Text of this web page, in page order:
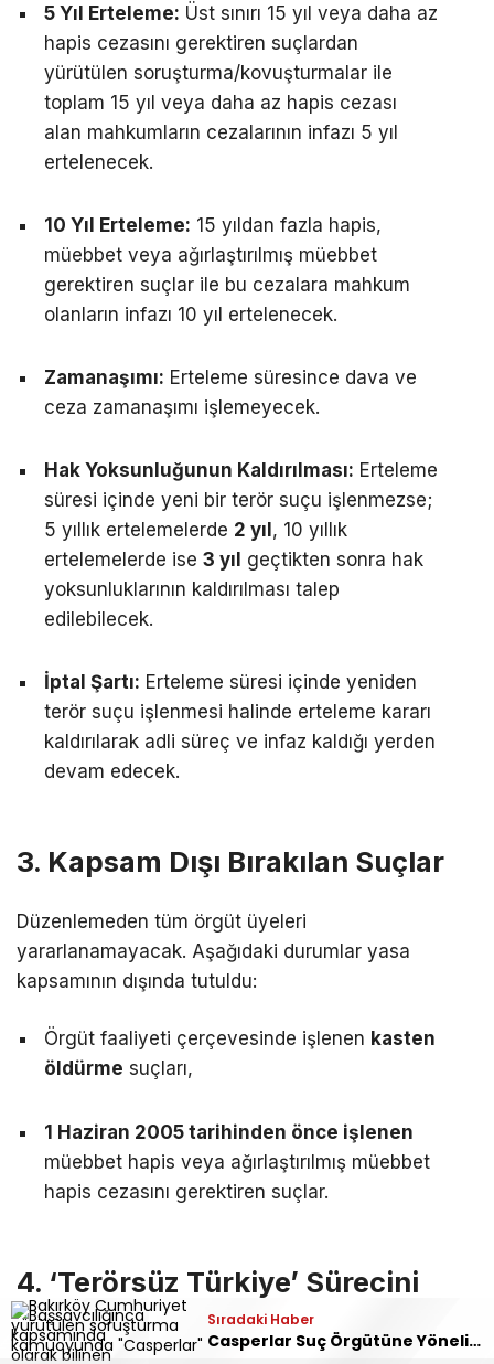
5 Yıl Erteleme: Üst sınırı 15 yıl veya daha az
hapis cezasını gerektiren suçlardan
yürütülen soruşturma/kovuşturmalar ile
toplam 15 yıl veya daha az hapis cezası
alan mahkumların cezalarının infazı 5 yıl
ertelenecek.
10 Yıl Erteleme: 15 yıldan fazla hapis,
müebbet veya ağırlaştırılmış müebbet
gerektiren suçlar ile bu cezalara mahkum
olanların infazı 10 yıl ertelenecek.
Zamanaşımı: Erteleme süresince dava ve
ceza zamanaşımı işlemeyecek.
Hak Yoksunluğunun Kaldırılması: Erteleme
süresi içinde yeni bir terör suçu işlenmezse;
5 yıllık ertelemelerde 2 yıl, 10 yıllık
ertelemelerde ise 3 yıl geçtikten sonra hak
yoksunluklarının kaldırılması talep
edilebilecek.
İptal Şartı: Erteleme süresi içinde yeniden
terör suçu işlenmesi halinde erteleme kararı
kaldırılarak adli süreç ve infaz kaldığı yerden
devam edecek.
3. Kapsam Dışı Bırakılan Suçlar
Düzenlemeden tüm örgüt üyeleri
yararlanamayacak. Aşağıdaki durumlar yasa
kapsamının dışında tutuldu:
Örgüt faaliyeti çerçevesinde işlenen kasten
öldürme suçları,
1 Haziran 2005 tarihinden önce işlenen
müebbet hapis veya ağırlaştırılmış müebbet
hapis cezasını gerektiren suçlar.
4. ‘Terörsüz Türkiye’ Sürecini
Yürütecek Kurulun Yapısı
Sıradaki Haber
Casperlar Suç Örgütüne Yönelik Soruşturmada 151 Şüpheli Hakkında İddianame